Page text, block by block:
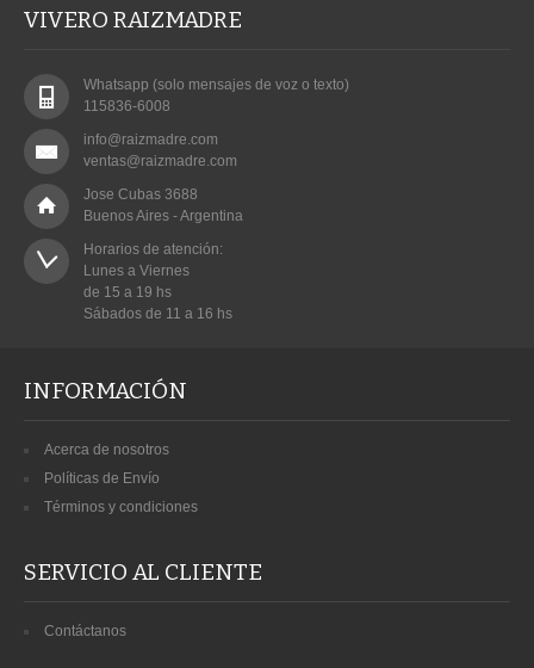
VIVERO RAIZMADRE
Whatsapp (solo mensajes de voz o texto)
115836-6008
info@raizmadre.com
ventas@raizmadre.com
Jose Cubas 3688
Buenos Aires - Argentina
Horarios de atención:
Lunes a Viernes
de 15 a 19 hs
Sábados de 11 a 16 hs
INFORMACIÓN
Acerca de nosotros
Políticas de Envío
Términos y condiciones
SERVICIO AL CLIENTE
Contáctanos